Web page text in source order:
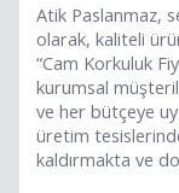
Atik Paslanmaz,
olarak, kaliteli
“Cam Korkuluk
kurumsal
ve her bütçeye
üretim
kaldırmakta ve